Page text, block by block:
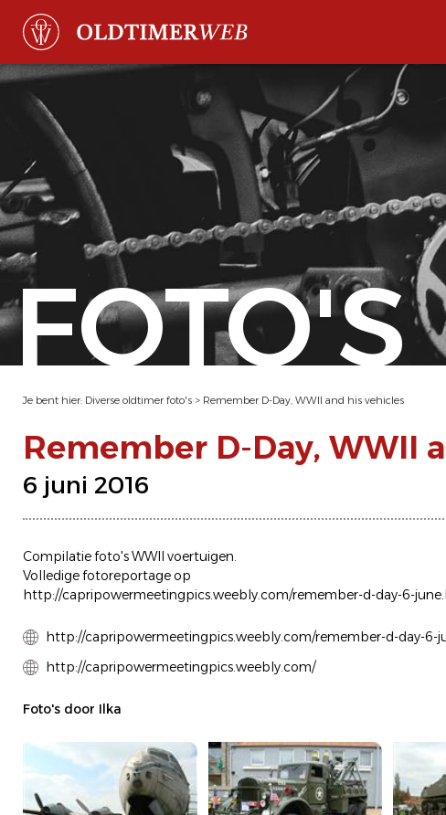
FOTO'S
Je bent hier: Diverse oldtimer foto's > Remember D-Day, WWII and his vehicles
Remember D-Day, WWII
6 juni 2016
Compilatie foto's WWII voertuigen.
Volledige fotoreportage op
http://capripowermeetingpics.weebly.com/remember-d-day-6-
http://capripowermeetingpics.weebly.com/remember-d-day-6-
http://capripowermeetingpics.weebly.com/
Foto's door Ilka